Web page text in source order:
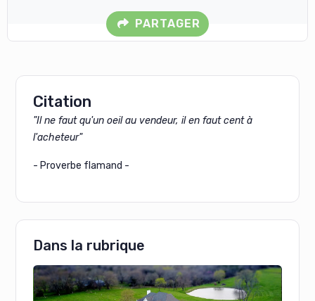
PARTAGER
Citation
"Il ne faut qu'un oeil au vendeur, il en faut cent à
l'acheteur"
- Proverbe flamand -
Dans la rubrique